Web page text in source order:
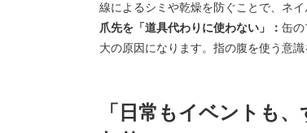
線によるシミや乾燥を防ぐことで、ネイ
爪先を「道具代わりに使わない」： 缶の
大の原因になります。指の腹を使う意
「日常もイベントも